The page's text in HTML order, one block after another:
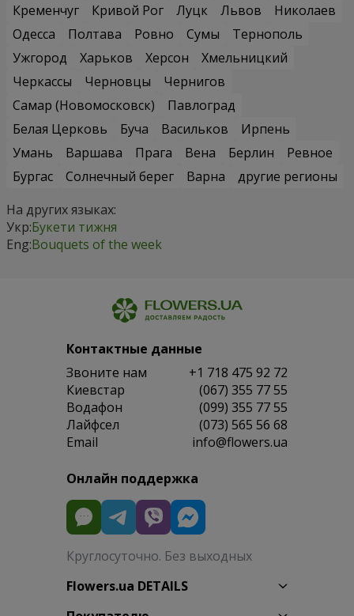
Кременчуг
Кривой Рог Луцк Львов
Николаев
Одесса
Полтава Ровно Сумы
Тернополь
Ужгород
Харьков Херсон
Хмельницкий
Черкассы
Черновцы
Чернигов
Самар (Новомосковск)
Павлоград
Белая Церковь
Буча Васильков
Ирпень
Умань
Варшава Прага Вена Берлин
Ревное
Бургас
Солнечный берег Варна
другие регионы
На других языках:
Укр:Букети тижня
Eng:Bouquets of the week
Контактные данные
Звоните нам
+1 718 475 92 72
Киевстар
(067) 355 77 55
Водафон
(099) 355 77 55
Лайфсел
(073) 565 56 68
Email
info@flowers.ua
Онлайн поддержка
Круглосуточно. Без выходных
Flowers.ua DETAILS